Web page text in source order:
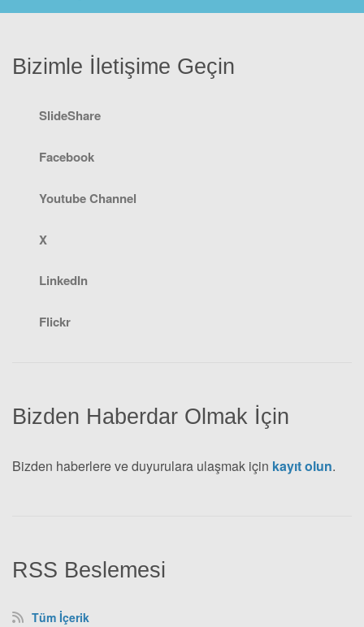
RSS Beslemesi
Tüm İçerik
Bizden Haberdar Olmak İçin
Bizden haberlere ve duyurulara ulaşmak için kayıt olun.
Bizimle İletişime Geçin
SlideShare
Facebook
Youtube Channel
X
LinkedIn
Flickr